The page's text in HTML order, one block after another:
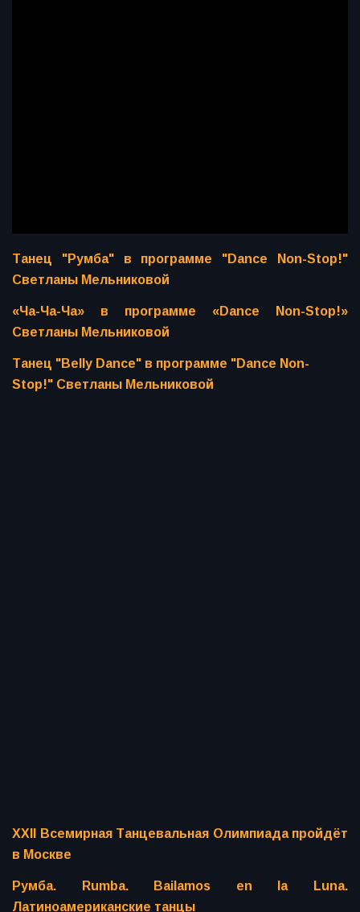
Танец "Румба" в программе "Dance Non-Stop!"
Светланы Мельниковой
«Ча-Ча-Ча» в программе «Dance Non-Stop!»
Светланы Мельниковой
Танец "Belly Dance" в программе "Dance Non-
Stop!" Светланы Мельниковой
XXII Всемирная Танцевальная Олимпиада пройдёт
в Москве
Румба. Rumba. Bailamos en la Luna.
Латиноамериканские танцы